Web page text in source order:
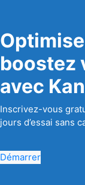
boostez
avec
Inscrivez-vous
jours d’essai sans
Démarrer